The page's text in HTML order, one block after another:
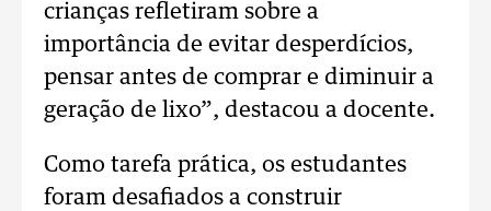
crianças refletiram sobre a
importância de evitar desperdícios,
pensar antes de comprar e diminuir a
geração de lixo”, destacou a docente.
Como tarefa prática, os estudantes
foram desafiados a construir